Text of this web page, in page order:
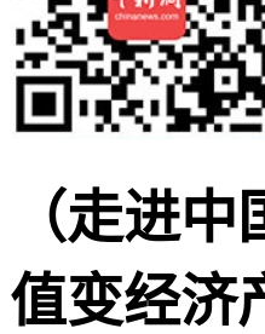
（走进
值变经济